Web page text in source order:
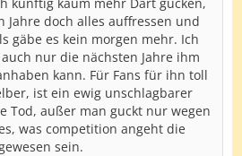
Republic)
Jahre doch alles auffressen und
gäbe es kein morgen mehr. Ich
nur die nächsten Jahre ihm
kann. Für Fans für ihn toll
ist ein ewig unschlagbarer
Tod, außer man guckt nur wegen
was competition angeht die
sein.